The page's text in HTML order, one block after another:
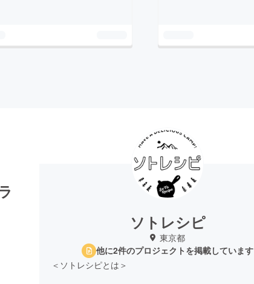
ソトレシピ
東京都
他に2件のプロジェクトを掲載しています
＜ソトレシピとは＞